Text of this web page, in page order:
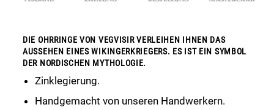
DIE OHRRINGE VON VEGVISIR VERLEIHEN IHNEN DAS
AUSSEHEN EINES WIKINGERKRIEGERS. ES IST EIN SYMBOL
DER NORDISCHEN MYTHOLOGIE.
Zinklegierung.
Handgemacht von unseren Handwerkern.